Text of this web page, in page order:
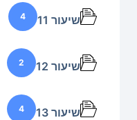
שיעור 11 4
שיעור 12 2
שיעור 13 4